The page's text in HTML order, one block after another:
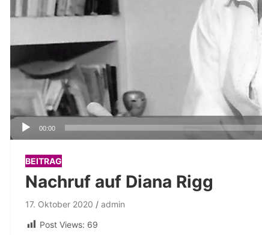
Audio-
Player
00:00
BEITRAG
Nachruf auf Diana Rigg
17. Oktober 2020
admin
Post Views: 69